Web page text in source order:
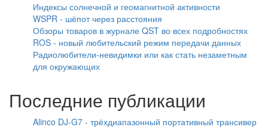
Индексы солнечной и геомагнитной активности
WSPR - шёпот через расстояния
Обзоры товаров в журнале QST во всех подробностях
ROS - новый любительский режим передачи данных
Радиолюбители-невидимки или как стать незаметным
для окружающих
Последние публикации
Alinco DJ-G7 - трёхдиапазонный портативный трансивер